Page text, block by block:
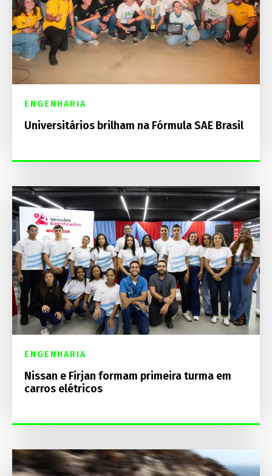
ENGENHARIA
Universitários brilham na Fórmula SAE Brasil
ENGENHARIA
Nissan e Firjan formam primeira turma em
carros elétricos